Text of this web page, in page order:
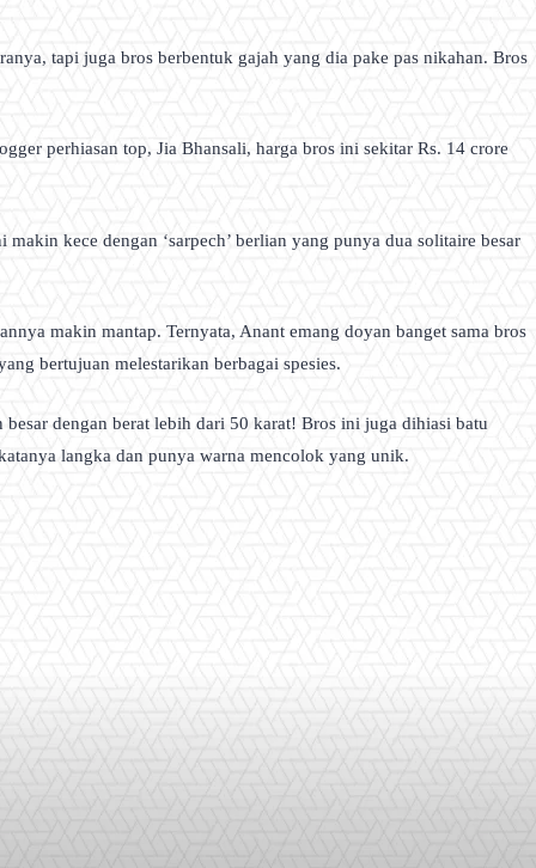
tapi juga bros berbentuk gajah yang dia pake pas nikahan. Bros
perhiasan top, Jia Bhansali, harga bros ini sekitar Rs. 14 crore
kece dengan ‘sarpech’ berlian yang punya dua solitaire besar
makin mantap. Ternyata, Anant emang doyan banget sama bros
bertujuan melestarikan berbagai spesies.
dengan berat lebih dari 50 karat! Bros ini juga dihiasi batu
langka dan punya warna mencolok yang unik.